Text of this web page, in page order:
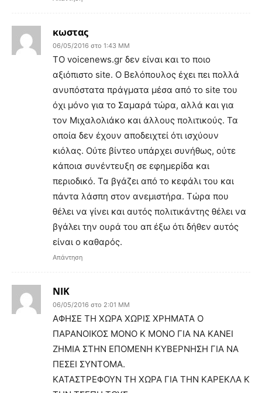
κωστας
06/05/2016 στο 1:43 ΜΜ
ΤΟ voicenews.gr δεν είναι και το ποιο
αξιόπιστο site. O Βελόπουλος έχει πει πολλά
ανυπόστατα πράγματα μέσα από το site του
όχι μόνο για το Σαμαρά τώρα, αλλά και για
τον Μιχαλολιάκο και άλλους πολιτικούς. Τα
οποία δεν έχουν αποδειχτεί ότι ισχύουν
κιόλας. Ούτε βίντεο υπάρχει συνήθως, ούτε
κάποια συνέντευξη σε εφημερίδα και
περιοδικό. Τα βγάζει από το κεφάλι του και
πάντα λάσπη στον ανεμιστήρα. Τώρα που
θέλει να γίνει και αυτός πολιτικάντης θέλει να
βγάλει την ουρά του απ έξω ότι δήθεν αυτός
είναι ο καθαρός.
Απάντηση
NIK
06/05/2016 στο 2:01 ΜΜ
ΑΦΗΣΕ ΤΗ ΧΩΡΑ ΧΩΡΙΣ ΧΡΗΜΑΤΑ Ο
ΠΑΡΑΝΟΙΚΟΣ ΜΟΝΟ Κ ΜΟΝΟ ΓΙΑ ΝΑ ΚΑΝΕΙ
ΖΗΜΙΑ ΣΤΗΝ ΕΠΟΜΕΝΗ ΚΥΒΕΡΝΗΣΗ ΓΙΑ ΝΑ
ΠΕΣΕΙ ΣΥΝΤΟΜΑ.
ΚΑΤΑΣΤΡΕΦΟΥΝ ΤΗ ΧΩΡΑ ΓΙΑ ΤΗΝ ΚΑΡΕΚΛΑ Κ